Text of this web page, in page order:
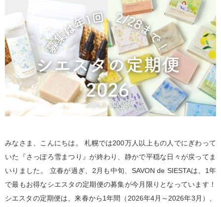
みなさま、こんにちは。 札幌では200万人以上もの人でにぎわって
いた『さっぽろ雪まつり』が終わり、静かで平穏な日々が戻ってま
いりました。 立春が過ぎ、2月も中旬、SAVON de SIESTAは、1年
で最もお得なシエスタの定期便の募集が今月限りとなっています！
シエスタの定期便は、来春から1年間（2026年4月～2026年3月）、